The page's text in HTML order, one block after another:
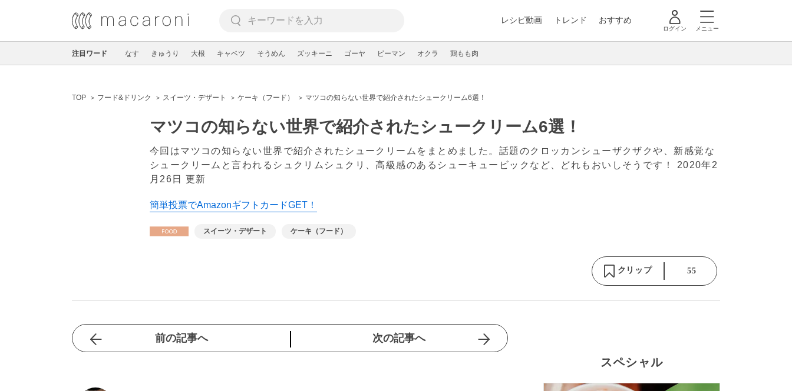
レシピ動画 トレンド おすすめ
ログイン メニュー
注目ワード なす きゅうり 大根 キャベツ そうめん ズッキーニ ゴーヤ ピーマン オクラ 鶏もも肉
TOP フード&ドリンク スイーツ・デザート ケーキ（フード） マツコの知らない世界で紹介されたシュークリーム6選！
マツコの知らない世界で紹介されたシュークリーム6選！
今回はマツコの知らない世界で紹介されたシュークリームをまとめました。話題のクロッカンシューザクザクや、新感覚な
シュークリームと言われるシュクリムシュクリ、高級感のあるシューキュービックなど、どれもおいしそうです！ 2020年2
月26日 更新
簡単投票でAmazonギフトカードGET！
スイーツ・デザート ケーキ（フード）
クリップ 55
前の記事へ 次の記事へ
スペシャル